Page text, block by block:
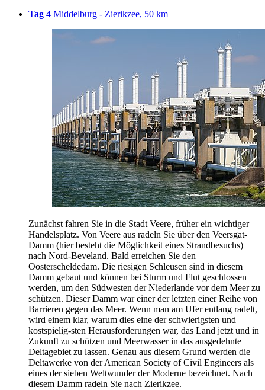
Tag 4 Middelburg - Zierikzee, 50 km
Zunächst fahren Sie in die Stadt Veere, früher ein wichtiger
Handelsplatz. Von Veere aus radeln Sie über den Veersgat-
Damm (hier besteht die Möglichkeit eines Strandbesuchs)
nach Nord-Beveland. Bald erreichen Sie den
Oosterscheldedam. Die riesigen Schleusen sind in diesem
Damm gebaut und können bei Sturm und Flut geschlossen
werden, um den Südwesten der Niederlande vor dem Meer zu
schützen. Dieser Damm war einer der letzten einer Reihe von
Barrieren gegen das Meer. Wenn man am Ufer entlang radelt,
wird einem klar, warum dies eine der schwierigsten und
kostspielig-sten Herausforderungen war, das Land jetzt und in
Zukunft zu schützen und Meerwasser in das ausgedehnte
Deltagebiet zu lassen. Genau aus diesem Grund werden die
Deltawerke von der American Society of Civil Engineers als
eines der sieben Weltwunder der Moderne bezeichnet. Nach
diesem Damm radeln Sie nach Zierikzee.